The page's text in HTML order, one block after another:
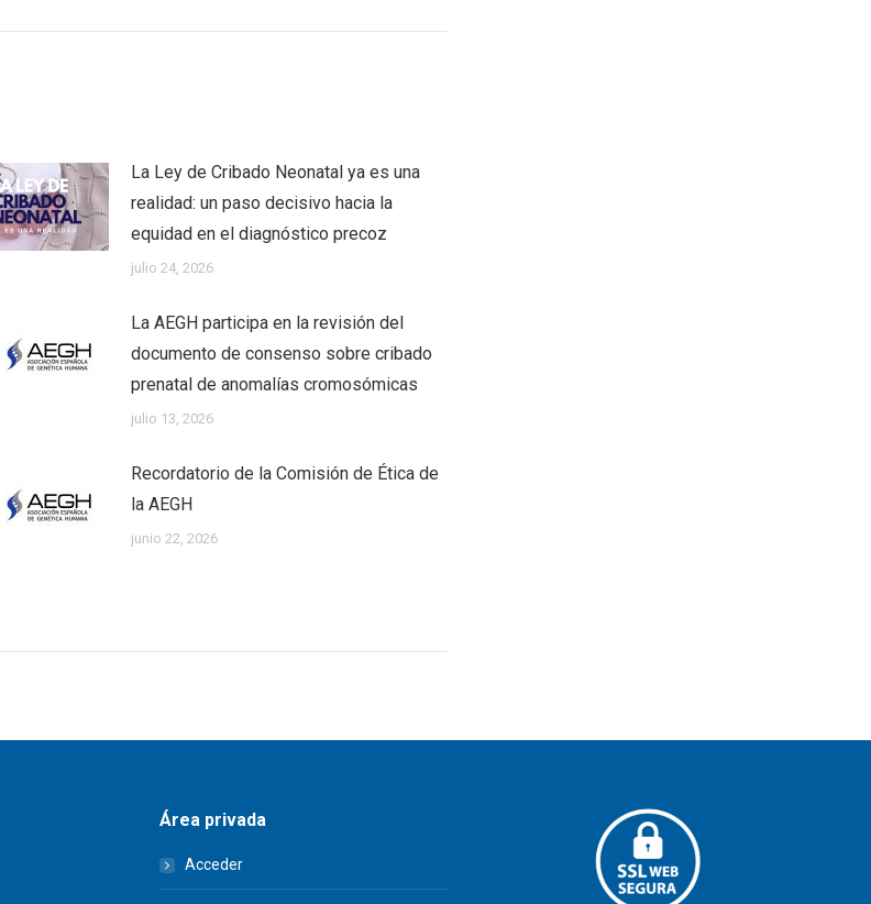
La Ley de Cribado Neonatal ya es una
realidad: un paso decisivo hacia la
equidad en el diagnóstico precoz
julio 24, 2026
La AEGH participa en la revisión del
documento de consenso sobre cribado
prenatal de anomalías cromosómicas
julio 13, 2026
Recordatorio de la Comisión de Ética de
la AEGH
junio 22, 2026
Área privada
Acceder